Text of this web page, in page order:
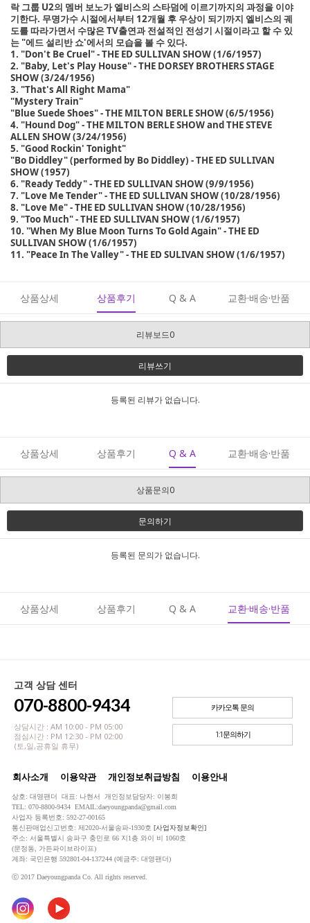
락 그룹 U2의 멤버 보노가 엘비스의 스타덤에 이르기까지의 과정을 이야
기한다. 무명가수 시절에서부터 12개월 후 우상이 되기까지 엘비스의 궤
도를 따라가면서 수많은 TV출연과 전설적인 전성기 시절이라고 할 수 있
는 "에드 설리반 쇼'에서의 모습을 볼 수 있다.
1. "Don't Be Cruel" - THE ED SULLIVAN SHOW (1/6/1957)
2. "Baby, Let's Play House" - THE DORSEY BROTHERS STAGE
SHOW (3/24/1956)
3. "That's All Right Mama"
"Mystery Train"
"Blue Suede Shoes" - THE MILTON BERLE SHOW (6/5/1956)
4. "Hound Dog" - THE MILTON BERLE SHOW and THE STEVE
ALLEN SHOW (3/24/1956)
5. "Good Rockin' Tonight"
"Bo Diddley" (performed by Bo Diddley) - THE ED SULLIVAN
SHOW (1957)
6. "Ready Teddy" - THE ED SULLIVAN SHOW (9/9/1956)
7. "Love Me Tender" - THE ED SULLIVAN SHOW (10/28/1956)
8. "Love Me" - THE ED SULLIVAN SHOW (10/28/1956)
9. "Too Much" - THE ED SULLIVAN SHOW (1/6/1957)
10. "When My Blue Moon Turns To Gold Again" - THE ED
SULLIVAN SHOW (1/6/1957)
11. "Peace In The Valley" - THE ED SULIVAN SHOW (1/6/1957)
상품상세 상품후기 Q & A 교환·배송·반품
리뷰보드0
리뷰쓰기
등록된 리뷰가 없습니다.
상품상세 상품후기 Q & A 교환·배송·반품
상품문의0
문의하기
등록된 문의가 없습니다.
상품상세 상품후기 Q & A 교환·배송·반품
고객 상담 센터
070-8800-9434
상담시간 : AM 10:00 - PM 05:00
점심시간 : PM 12:30 - PM 02:00
(토,일,공휴일 휴무)
카카오톡 문의
1:1문의하기
회사소개 이용약관 개인정보취급방침 이용안내
상호: 대영팬더 대표: 나현서 개인정보담당자: 이봉희
TEL: 070-8800-9434 EMAIL:daeyoungpanda@gmail.com
사업자 등록번호: 592-27-00165
통신판매업신고번호: 제2020-서울송파-1930호 [사업자정보확인]
주소: 서울특별시 송파구 충민로 66 지1층 와이 비 1060호
(문정동, 가든파이브라이프)
계좌: 국민은행 592801-04-137244 (예금주: 대영팬더)
ⓒ 2017 Daeyoungpanda Co. All rights reserved.